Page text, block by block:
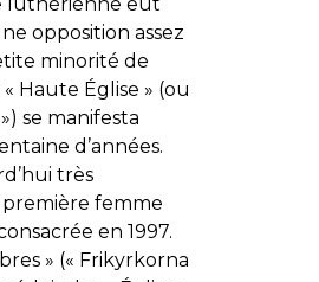
opposition assez
minorité de
Haute Église » (ou
se manifesta
d’années.
très
première femme
en 1997.
» (« Frikyrkorna